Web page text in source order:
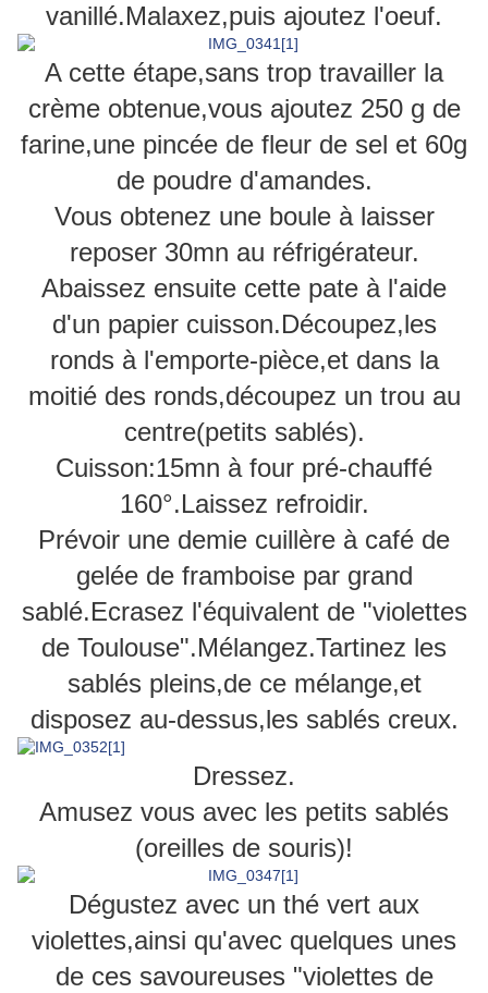
vanillé.Malaxez,puis ajoutez l'oeuf.
A cette étape,sans trop travailler la
crème obtenue,vous ajoutez 250 g de
farine,une pincée de fleur de sel et 60g
de poudre d'amandes.
Vous obtenez une boule à laisser
reposer 30mn au réfrigérateur.
Abaissez ensuite cette pate à l'aide
d'un papier cuisson.Découpez,les
ronds à l'emporte-pièce,et dans la
moitié des ronds,découpez un trou au
centre(petits sablés).
Cuisson:15mn à four pré-chauffé
160°.Laissez refroidir.
Prévoir une demie cuillère à café de
gelée de framboise par grand
sablé.Ecrasez l'équivalent de "violettes
de Toulouse".Mélangez.Tartinez les
sablés pleins,de ce mélange,et
disposez au-dessus,les sablés creux.
Dressez.
Amusez vous avec les petits sablés
(oreilles de souris)!
Dégustez avec un thé vert aux
violettes,ainsi qu'avec quelques unes
de ces savoureuses "violettes de